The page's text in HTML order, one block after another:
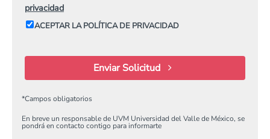
privacidad
ACEPTAR LA POLÍTICA DE PRIVACIDAD
Enviar Solicitud
*Campos obligatorios
En breve un responsable de UVM Universidad del Valle de México, se
pondrá en contacto contigo para informarte